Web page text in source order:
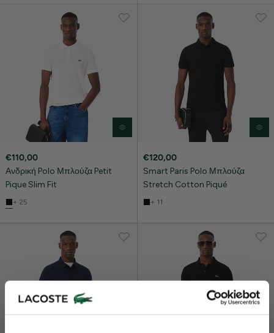
€110,00
Ανδρική Polo Μπλούζα Petit
Pique Slim Fit
+ 25
€120,00
Smart Paris Polo Μπλούζα
Stretch Cotton Piqué
+ 11